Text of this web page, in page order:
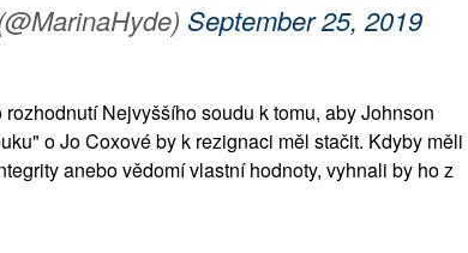
September 25, 2019
Nejvyššího soudu k tomu, aby Johnson
o Jo Coxové by k rezignaci měl stačit. Kdyby měli
anebo vědomí vlastní hodnoty, vyhnali by ho z